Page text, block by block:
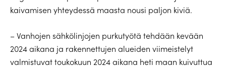
kaivamisen yhteydessä maasta nousi paljon kiviä.
– Vanhojen sähkölinjojen purkutyötä tehdään kevään
2024 aikana ja rakennettujen alueiden viimeistelyt
valmistuvat toukokuun 2024 aikana heti maan kuivuttua